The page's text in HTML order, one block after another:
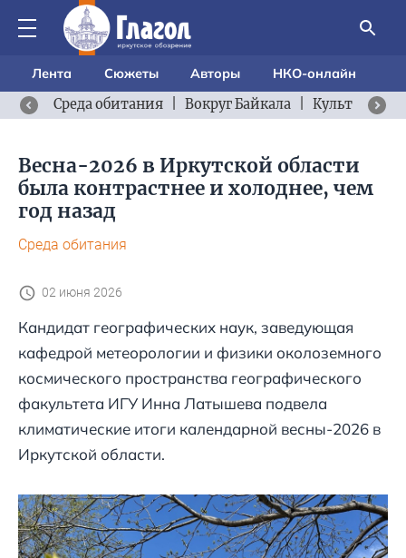
Лента Сюжеты Авторы
НКО-онлайн
Среда обитания
Вокруг Байкала Культурный
Весна-2026 в Иркутской области
была контрастнее и холоднее, чем
год назад
Среда обитания
02 июня 2026
Кандидат географических наук, заведующая
кафедрой метеорологии и физики околоземного
космического пространства географического
факультета ИГУ Инна Латышева подвела
климатические итоги календарной весны-2026 в
Иркутской области.